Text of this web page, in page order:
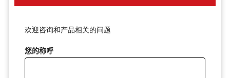
欢迎咨询和产品相关的问题
您的称呼